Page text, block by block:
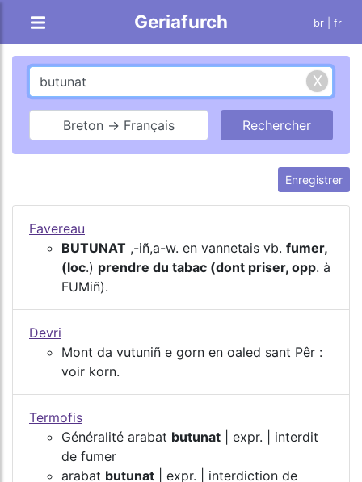
Geriafurch br | fr
Breton → Français
Enregistrer
Favereau
BUTUNAT ,-iñ,a-w. en vannetais vb. fumer,
(loc.) prendre du tabac (dont priser, opp. à
FUMiñ).
Devri
Mont da vutuniñ e gorn en oaled sant Pêr :
voir korn.
Termofis
Généralité arabat butunat | expr. | interdit
de fumer
arabat butunat | expr. | interdiction de